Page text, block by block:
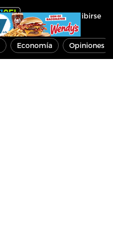
Inscribirse
Economía Opiniones